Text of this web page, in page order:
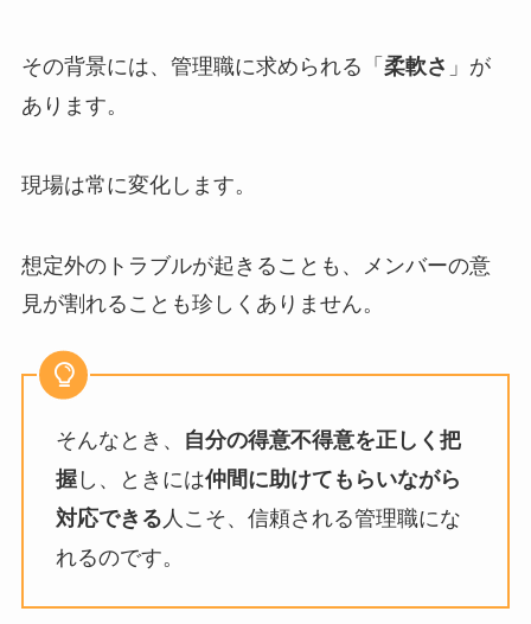
その背景には、管理職に求められる「柔軟さ 」が
あります。
現場は常に変化します。
想定外のトラブルが起きることも、メンバーの意
見が割れることも珍しくありません。
そんなとき、 自分の得意不得意を正しく把
握し、ときには仲間に助けてもらいながら
対応できる人こそ、信頼される管理職にな
れるのです。